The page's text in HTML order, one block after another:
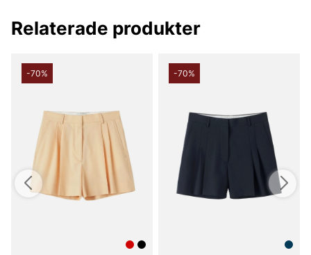
Relaterade produkter
-70% -70%